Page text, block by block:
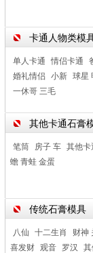
卡通人物类模
单人卡通 情侣卡通
婚礼情侣
小新 球星
一休哥 三毛
其他卡通石膏
笔筒 房子 车 其他卡
蟾 青蛙 金蛋
传统石膏模具
八仙 十二生肖 财神
喜发财 观音 罗汉